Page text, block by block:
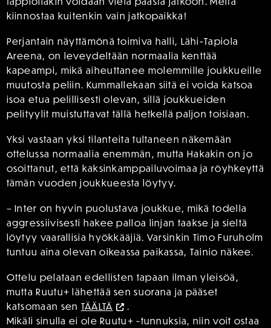
kiinnostaa kuitenkin vain jatkopaikka!
Perjantain näyttämönä toimiva halli, Lähi-Tapiola
Areena, on leveydeltään normaalia kenttää
kapeampi, mikä aiheuttanee molemmille joukkueille
muutosta peliin. Kummallekaan siitä ei voida katsoa
isoa etua pelillisesti olevan, sillä joukkueiden
pelityylit muistuttavat tällä hetkellä paljon toisiaan.
Yksi vastaan yksi tilanteita tultaneen näkemään
ottelussa normaalia enemmän, mutta Hakakin on jo
osoittanut, että kaksinkamppailuvoimaa ja röyhkeyttä
tämän vuoden joukkueesta löytyy.
– Inter on hyvin puolustava joukkue, mikä todella
aggressiivisesti hakee palloa linjan taakse ja sieltä
löytyy vaarallisia hyökkääjiä. Varsinkin Timo Furuholm
tuntuu aina olevan oikeassa paikassa, Tainio näkee.
Ottelu pelataan edellisten tapaan ilman yleisöä,
mutta Ruutu+ lähettää sen suorana ja pääset
katsomaan sen TÄÄLTÄ
.
Mikäli sinulla ei ole Ruutu+ -tunnuksia, niin voit ostaa